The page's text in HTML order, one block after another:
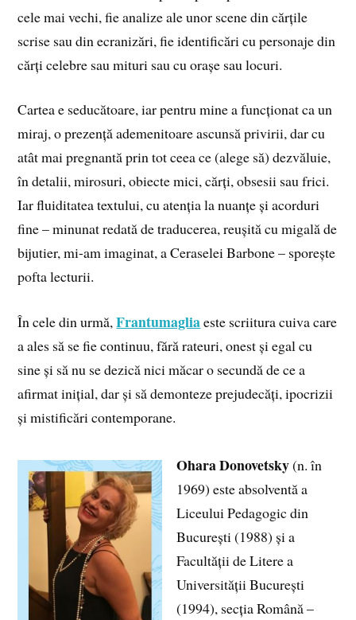
cele mai vechi, fie analize ale unor scene din cărțile
scrise sau din ecranizări, fie identificări cu personaje din
cărți celebre sau mituri sau cu orașe sau locuri.
Cartea e seducătoare, iar pentru mine a funcționat ca un
miraj, o prezență ademenitoare ascunsă privirii, dar cu
atât mai pregnantă prin tot ceea ce (alege să) dezvăluie,
în detalii, mirosuri, obiecte mici, cărți, obsesii sau frici.
Iar fluiditatea textului, cu atenția la nuanțe și acorduri
fine – minunat redată de traducerea, reușită cu migală de
bijutier, mi-am imaginat, a Ceraselei Barbone – sporește
pofta lecturii.
În cele din urmă,Frantumagliaeste scriitura cuiva care
a ales să se fie continuu, fără rateuri, onest și egal cu
sine și să nu se dezică nici măcar o secundă de ce a
afirmat inițial, dar și să demonteze prejudecăți, ipocrizii
și mistificări contemporane.
Ohara Donovetsky(n. în
1969) este absolventă a
Liceului Pedagogic din
București (1988) și a
Facultății de Litere a
Universității București
(1994), secția Română –